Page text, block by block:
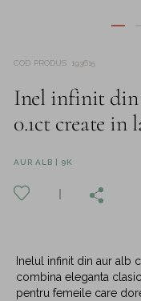
COD PRODUS 193615
Inel infinit din
0.1ct create in
AUR ALB | 9K
Inelul infinit din aur alb
combina eleganta
pentru femeile care